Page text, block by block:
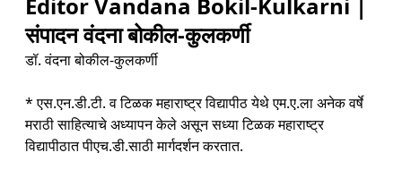
Editor Vandana Bokil-Kulkarni |
संपादन वंदना बोकील-कुलकर्णी
डॉ. वंदना बोकील-कुलकर्णी
* एस.एन.डी.टी. व टिळक महाराष्ट्र विद्यापीठ येथे एम.ए.ला अनेक वर्षे
मराठी साहित्याचे अध्यापन केले असून सध्या टिळक महाराष्ट्र
विद्यापीठात पीएच.डी.साठी मार्गदर्शन करतात.